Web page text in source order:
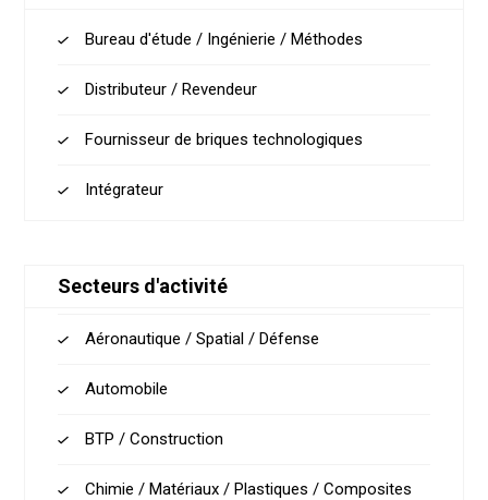
Bureau d'étude / Ingénierie / Méthodes
Distributeur / Revendeur
Fournisseur de briques technologiques
Intégrateur
Secteurs d'activité
Aéronautique / Spatial / Défense
Automobile
BTP / Construction
Chimie / Matériaux / Plastiques / Composites